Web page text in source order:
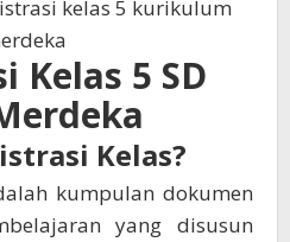
Kelas 5 SD
Kelas?
kumpulan dokumen
yang disusun